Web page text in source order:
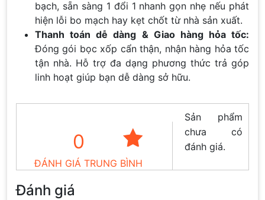
bạch, sẵn sàng 1 đổi 1 nhanh gọn nhẹ nếu phát
hiện lỗi bo mạch hay kẹt chốt từ nhà sản xuất.
Thanh toán dễ dàng & Giao hàng hỏa tốc:
Đóng gói bọc xốp cẩn thận, nhận hàng hỏa tốc
tận nhà. Hỗ trợ đa dạng phương thức trả góp
linh hoạt giúp bạn dễ dàng sở hữu.
0
ĐÁNH GIÁ TRUNG BÌNH
Sản phẩm
chưa có
đánh giá.
Đánh giá